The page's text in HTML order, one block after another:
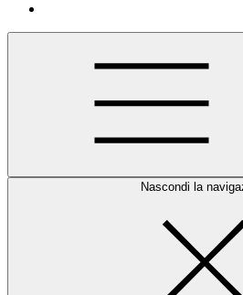
Nascondi la